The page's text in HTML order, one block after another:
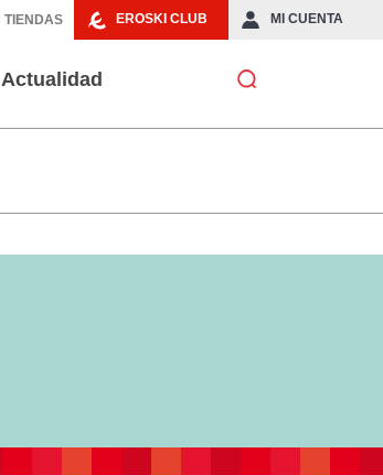
EROSKI CLUB MI CUENTA
TIENDAS
Actualidad